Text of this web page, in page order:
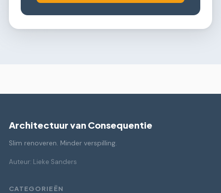
Architectuur van Consequentie
Slim renoveren. Minder verspilling.
Auteur: Lieke Sanders
CATEGORIEËN